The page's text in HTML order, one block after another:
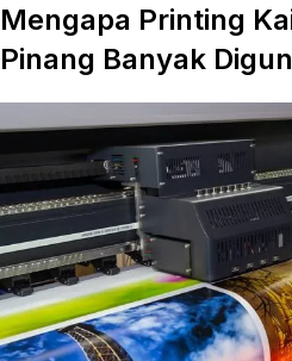
Mengapa Printing
Pinang Banyak